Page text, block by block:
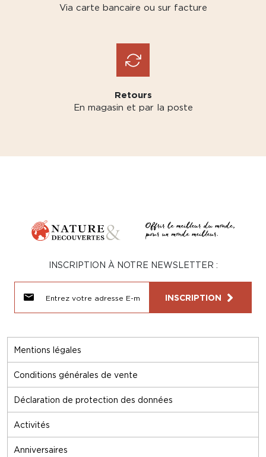
Via carte bancaire ou sur facture
Retours
En magasin et par la poste
Mentions légales
Conditions générales de vente
Déclaration de protection des données
Activités
Anniversaires
INSCRIPTION À NOTRE NEWSLETTER :
INSCRIPTION